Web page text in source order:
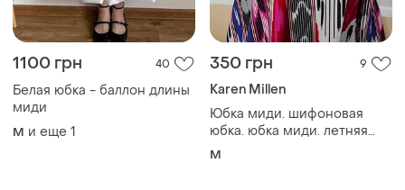
1100 грн 40
Белая юбка - баллон длины
миди
M и еще 1
350 грн 9
Karen Millen
Юбка миди. шифоновая
юбка. юбка миди. летняя
юбка.
M